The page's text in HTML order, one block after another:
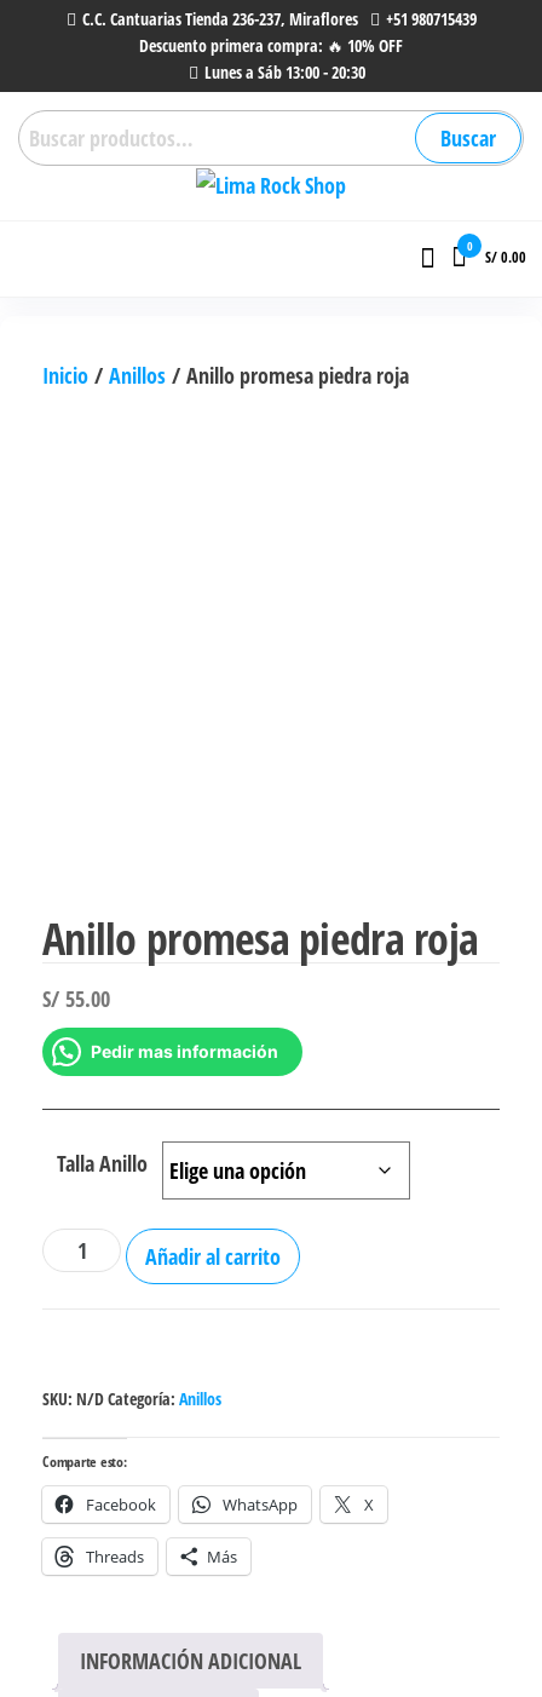
C.C. Cantuarias Tienda 236-237, Miraflores
+51 980715439
Descuento primera compra: 🔥 10% OFF
Lunes a Sáb 13:00 - 20:30
Buscar
por:
Buscar
Joyas de Acero | Tienda de
Música de Vinilos, CDs y más.
0
S/ 0.00
Inicio / Anillos / Anillo promesa piedra roja
Anillo promesa piedra roja
S/ 55.00
Pedir mas información
Talla Anillo
Anillo
promesa
Añadir al carrito
SKU: N/DCategoría: Anillos
Comparte esto:
Facebook WhatsApp X
Threads Más
INFORMACIÓN ADICIONAL